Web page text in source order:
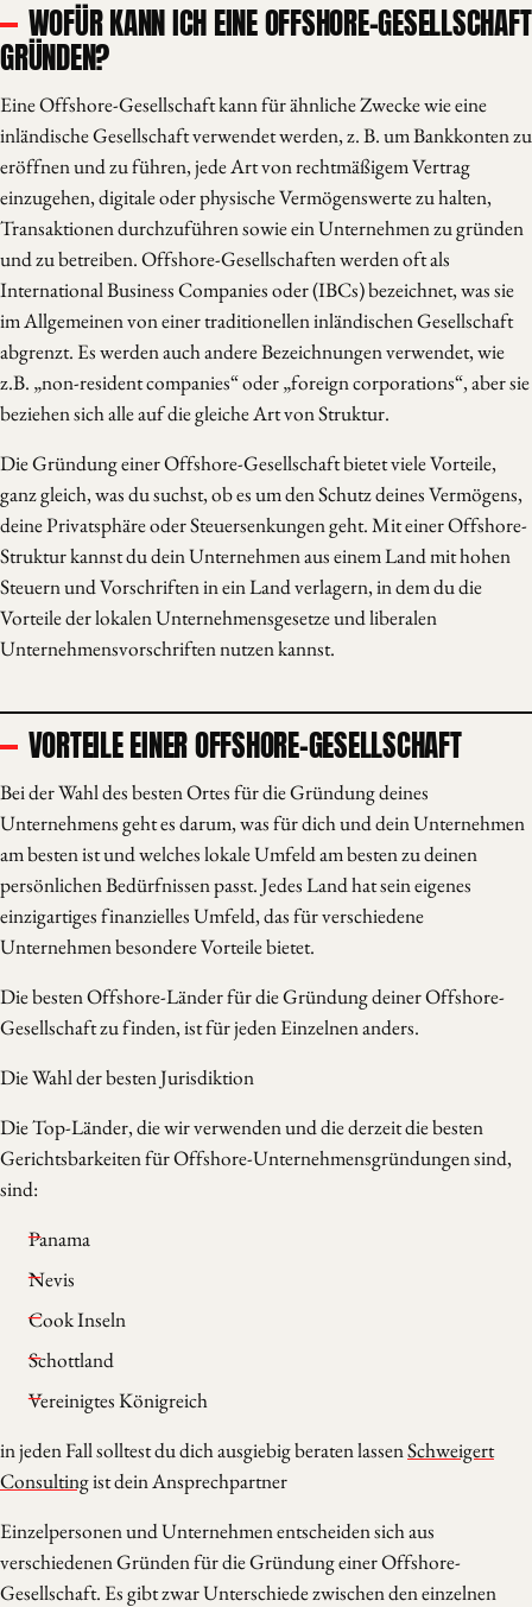
WOFÜR KANN ICH EINE OFFSHORE-GESELLSCHAFT
GRÜNDEN?
Eine Offshore-Gesellschaft kann für ähnliche Zwecke wie eine
inländische Gesellschaft verwendet werden, z. B. um Bankkonten zu
eröffnen und zu führen, jede Art von rechtmäßigem Vertrag
einzugehen, digitale oder physische Vermögenswerte zu halten,
Transaktionen durchzuführen sowie ein Unternehmen zu gründen
und zu betreiben. Offshore-Gesellschaften werden oft als
International Business Companies oder (IBCs) bezeichnet, was sie
im Allgemeinen von einer traditionellen inländischen Gesellschaft
abgrenzt. Es werden auch andere Bezeichnungen verwendet, wie
z.B. „non-resident companies“ oder „foreign corporations“, aber sie
beziehen sich alle auf die gleiche Art von Struktur.
Die Gründung einer Offshore-Gesellschaft bietet viele Vorteile,
ganz gleich, was du suchst, ob es um den Schutz deines Vermögens,
deine Privatsphäre oder Steuersenkungen geht. Mit einer Offshore-
Struktur kannst du dein Unternehmen aus einem Land mit hohen
Steuern und Vorschriften in ein Land verlagern, in dem du die
Vorteile der lokalen Unternehmensgesetze und liberalen
Unternehmensvorschriften nutzen kannst.
VORTEILE EINER OFFSHORE-GESELLSCHAFT
Bei der Wahl des besten Ortes für die Gründung deines
Unternehmens geht es darum, was für dich und dein Unternehmen
am besten ist und welches lokale Umfeld am besten zu deinen
persönlichen Bedürfnissen passt. Jedes Land hat sein eigenes
einzigartiges finanzielles Umfeld, das für verschiedene
Unternehmen besondere Vorteile bietet.
Die besten Offshore-Länder für die Gründung deiner Offshore-
Gesellschaft zu finden, ist für jeden Einzelnen anders.
Die Wahl der besten Jurisdiktion
Die Top-Länder, die wir verwenden und die derzeit die besten
Gerichtsbarkeiten für Offshore-Unternehmensgründungen sind,
sind:
Panama
Nevis
Cook Inseln
Schottland
Vereinigtes Königreich
in jeden Fall solltest du dich ausgiebig beraten lassenSchweigert
Consultingist dein Ansprechpartner
Einzelpersonen und Unternehmen entscheiden sich aus
verschiedenen Gründen für die Gründung einer Offshore-
Gesellschaft. Es gibt zwar Unterschiede zwischen den einzelnen